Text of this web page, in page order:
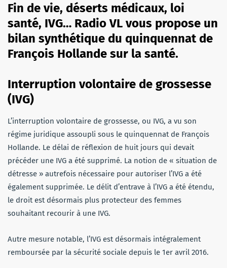
Fin de vie, déserts médicaux, loi
santé, IVG… Radio VL vous propose un
bilan synthétique du quinquennat de
François Hollande sur la santé.
Interruption volontaire de grossesse
(IVG)
L’interruption volontaire de grossesse, ou IVG, a vu son
régime juridique assoupli sous le quinquennat de François
Hollande. Le délai de réflexion de huit jours qui devait
précéder une IVG a été supprimé. La notion de « situation de
détresse » autrefois nécessaire pour autoriser l’IVG a été
également supprimée. Le délit d’entrave à l’IVG a été étendu,
le droit est désormais plus protecteur des femmes
souhaitant recourir à une IVG.
Autre mesure notable, l’IVG est désormais intégralement
remboursée par la sécurité sociale depuis le 1er avril 2016.